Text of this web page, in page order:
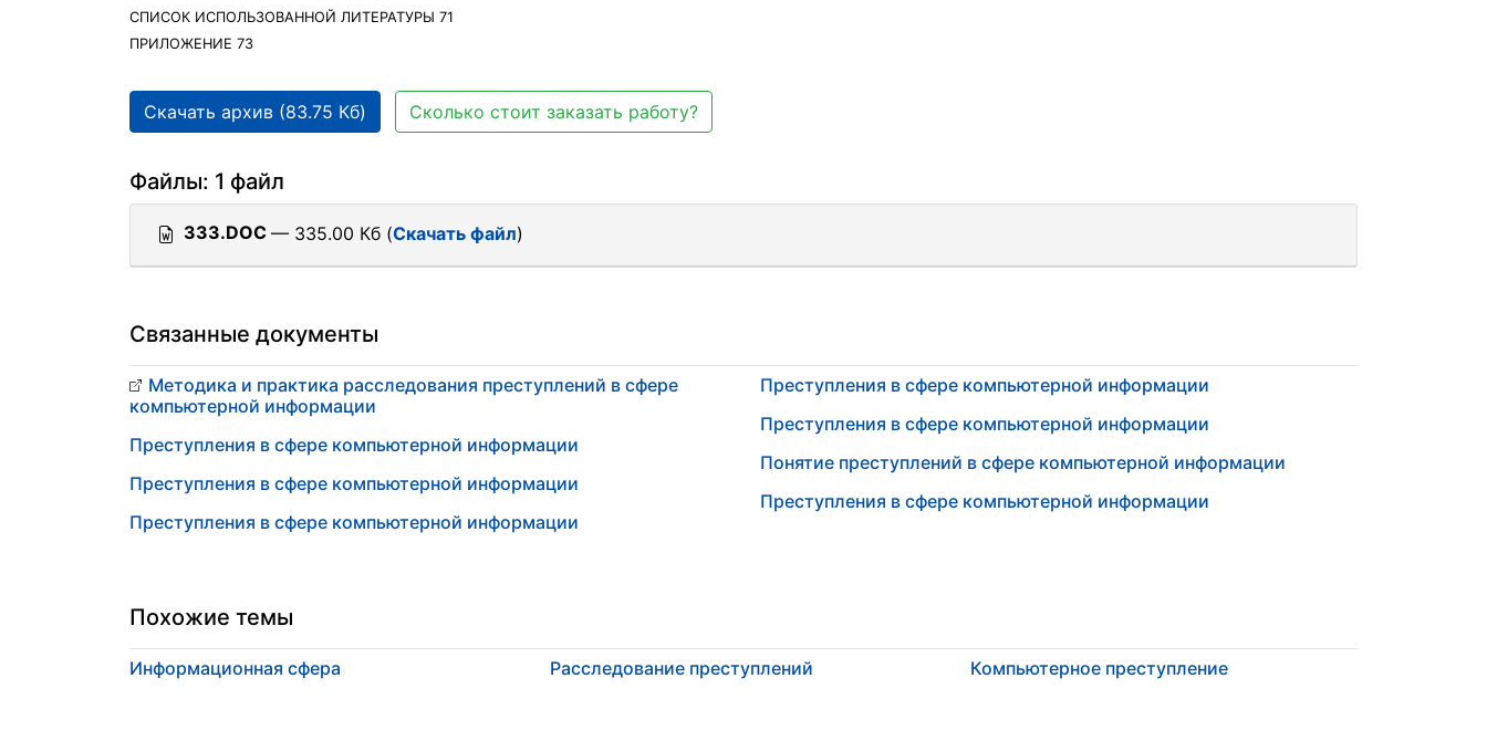
СПИСОК ИСПОЛЬЗОВАННОЙ ЛИТЕРАТУРЫ 71
ПРИЛОЖЕНИЕ 73
Скачать архив (83.75 Кб) Сколько стоит заказать работу?
Файлы: 1 файл
333.DOC — 335.00 Кб (Скачать файл)
Связанные документы
Методика и практика расследования преступлений в сфере
компьютерной информации
Преступления в сфере компьютерной информации
Преступления в сфере компьютерной информации
Преступления в сфере компьютерной информации
Преступления в сфере компьютерной информации
Преступления в сфере компьютерной информации
Понятие преступлений в сфере компьютерной информации
Преступления в сфере компьютерной информации
Похожие темы
Информационная сфера Расследование преступлений Компьютерное преступление